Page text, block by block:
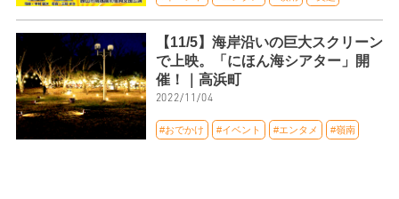
【11/5】海岸沿いの巨大スクリーン
で上映。「にほん海シアター」開
催！｜高浜町
2022/11/04
#おでかけ #イベント #エンタメ #嶺南